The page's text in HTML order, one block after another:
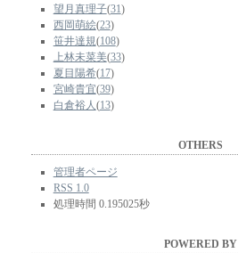
望月真理子(31)
西岡萌絵(23)
笹井達規(108)
上林未菜美(33)
夏目陽希(17)
宮崎貴宜(39)
白倉裕人(13)
OTHERS
管理者ページ
RSS 1.0
処理時間 0.195025秒
POWERED BY